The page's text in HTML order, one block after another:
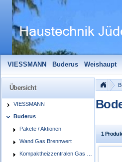
VIESSMANN Buderus Weishaupt
Solarfocus
Wolf Pelletmaulwurf +
Übersicht
VIESSMANN
Buderus
Pakete / Aktionen
Wand Gas Brennwert
Kompaktheizzentralen Gas Brennwert
1